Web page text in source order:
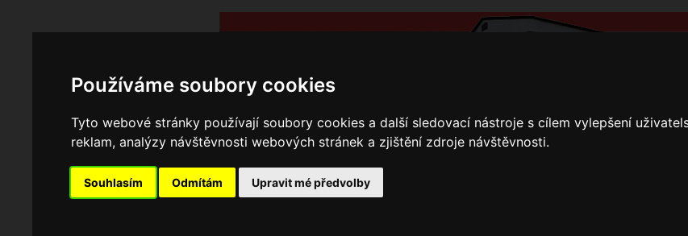
Používáme soubory cookies
Tyto webové stránky používají soubory cookies a další sledovací nástroje s cílem vylepšení
reklam, analýzy návštěvnosti webových stránek a zjištění zdroje návštěvnosti.
Souhlasím Odmítám Upravit mé předvolby
Domů Kontakty